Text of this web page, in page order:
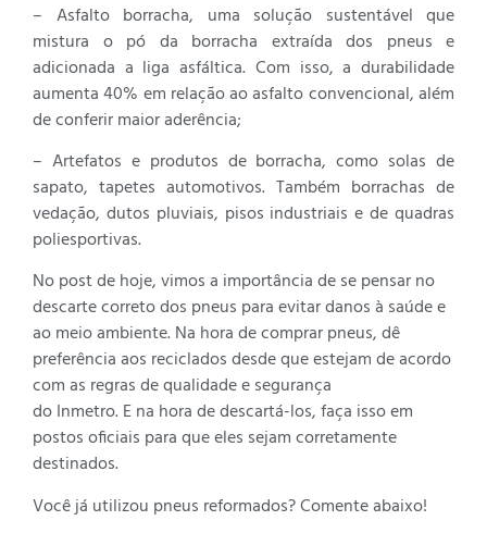
– Asfalto borracha, uma solução sustentável que
mistura o pó da borracha extraída dos pneus e
adicionada a liga asfáltica. Com isso, a durabilidade
aumenta 40% em relação ao asfalto convencional, além
de conferir maior aderência;
– Artefatos e produtos de borracha, como solas de
sapato, tapetes automotivos. Também borrachas de
vedação, dutos pluviais, pisos industriais e de quadras
poliesportivas.
No post de hoje, vimos a importância de se pensar no
descarte correto dos pneus para evitar danos à saúde e
ao meio ambiente. Na hora de comprar pneus, dê
preferência aos reciclados desde que estejam de acordo
com as regras de qualidade e segurança
do Inmetro. E na hora de descartá-los, faça isso em
postos oficiais para que eles sejam corretamente
destinados.
Você já utilizou pneus reformados? Comente abaixo!